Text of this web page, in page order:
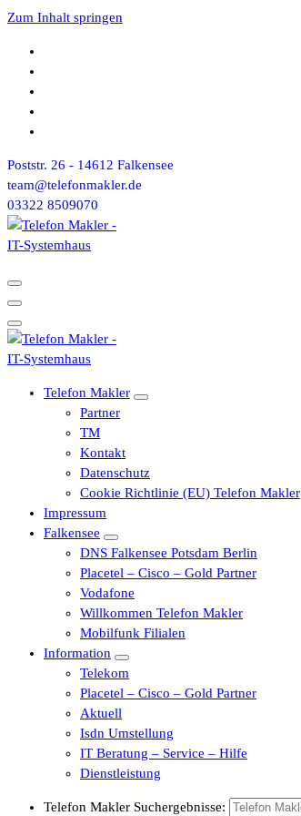
Zum Inhalt springen
Poststr. 26 - 14612 Falkensee
team@telefonmakler.de
03322 8509070
Telefon Makler
Partner
TM
Kontakt
Datenschutz
Cookie Richtlinie (EU) Telefon Makler
Impressum
Falkensee
DNS Falkensee Potsdam Berlin
Placetel – Cisco – Gold Partner
Vodafone
Willkommen Telefon Makler
Mobilfunk Filialen
Information
Telekom
Placetel – Cisco – Gold Partner
Aktuell
Isdn Umstellung
IT Beratung – Service – Hilfe
Dienstleistung
Telefon Makler Suchergebnisse: